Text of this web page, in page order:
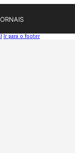
Ir para o footer